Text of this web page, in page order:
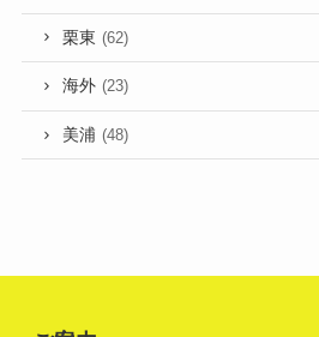
栗東 (62)
海外 (23)
美浦 (48)